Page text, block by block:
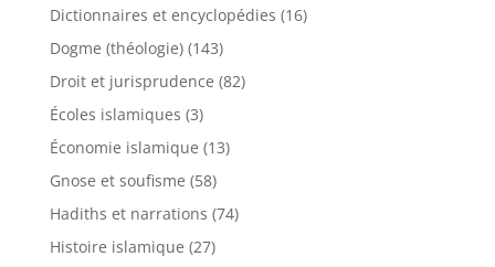
Dictionnaires et encyclopédies (16)
Dogme (théologie) (143)
Droit et jurisprudence (82)
Écoles islamiques (3)
Économie islamique (13)
Gnose et soufisme (58)
Hadiths et narrations (74)
Histoire islamique (27)